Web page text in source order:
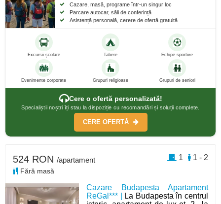
Cazare, masă, programe într-un singur loc
Parcare autocar, săli de conferință
Asistență personală, cerere de ofertă gratuită
Excursii școlare Tabere Echipe sportive
Evenimente corporate Grupuri religioase Grupuri de seniori
Cere o ofertă personalizată!
Specialiștii noștri îți stau la dispoziție cu recomandări și soluții complete.
CERE OFERTĂ
Cazare Budapesta Apartament
ReGal*** |
La Budapesta în centrul
524 RON /apartament
Fără masă
1 - 2
1